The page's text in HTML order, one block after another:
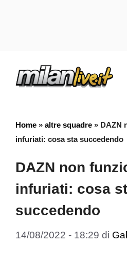
Home » altre squadre » DAZN
infuriati: cosa sta succedendo
DAZN non
infuriati: cosa
succedendo
14/08/2022 - 18:29 di